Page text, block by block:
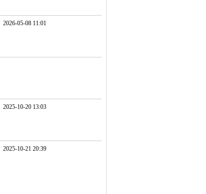
2026-05-08 11:01
2025-10-20 13:03
2025-10-21 20:39